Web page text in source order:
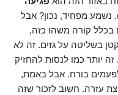
נשמע מפחיד, נכון? אבל
בכלל קורה משהו כזה,
בשליטה על גזים. זה לא
יותר כמו לנסות להחזיק
בורח. אבל באמת,
עזרה. חשוב לזכור שזה